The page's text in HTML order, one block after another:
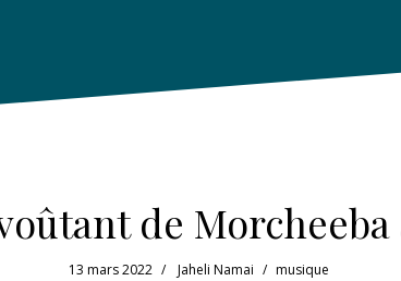
de
13 mars 2022 Jaheli Namai musique